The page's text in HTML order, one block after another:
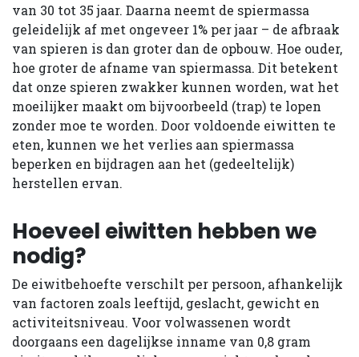
van 30 tot 35 jaar. Daarna neemt de spiermassa
geleidelijk af met ongeveer 1% per jaar – de afbraak
van spieren is dan groter dan de opbouw. Hoe ouder,
hoe groter de afname van spiermassa. Dit betekent
dat onze spieren zwakker kunnen worden, wat het
moeilijker maakt om bijvoorbeeld (trap) te lopen
zonder moe te worden. Door voldoende eiwitten te
eten, kunnen we het verlies aan spiermassa
beperken en bijdragen aan het (gedeeltelijk)
herstellen ervan.
Hoeveel eiwitten hebben we
nodig?
De eiwitbehoefte verschilt per persoon, afhankelijk
van factoren zoals leeftijd, geslacht, gewicht en
activiteitsniveau. Voor volwassenen wordt
doorgaans een dagelijkse inname van 0,8 gram